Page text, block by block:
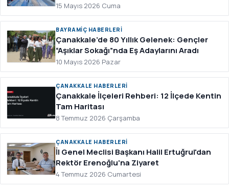
15 Mayıs 2026 Cuma
BAYRAMIÇ HABERLERI
Çanakkale’de 80 Yıllık Gelenek: Gençler
“Aşıklar Sokağı”nda Eş Adaylarını Aradı
10 Mayıs 2026 Pazar
ÇANAKKALE HABERLERI
Çanakkale İlçeleri Rehberi: 12 İlçede Kentin
Tam Haritası
8 Temmuz 2026 Çarşamba
ÇANAKKALE HABERLERI
İl Genel Meclisi Başkanı Halil Ertuğrul'dan
Rektör Erenoğlu'na Ziyaret
4 Temmuz 2026 Cumartesi